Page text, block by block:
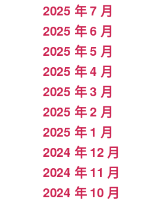
2025 年 7 月
2025 年 6 月
2025 年 5 月
2025 年 4 月
2025 年 3 月
2025 年 2 月
2025 年 1 月
2024 年 12 月
2024 年 11 月
2024 年 10 月